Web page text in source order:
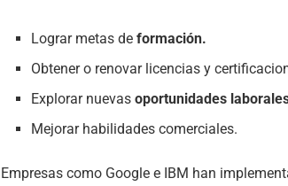
Lograr metas deformación.
Obtener o renovar licencias y
Explorar nuevasoportunidades
Mejorar habilidades comerciales.
Empresas como Google e IBM han